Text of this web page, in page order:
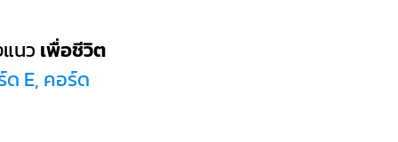
นว เพื่อชีวิต
E, คอร์ด